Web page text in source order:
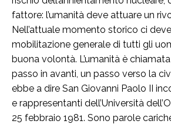
fattore: l’umanità deve attuare un
Nell’attuale momento storico ci
mobilitazione generale di tutti gli
buona volontà. L’umanità è
passo in avanti, un passo verso la
ebbe a dire San Giovanni Paolo II
e rappresentanti dell’Università
25 febbraio 1981. Sono parole